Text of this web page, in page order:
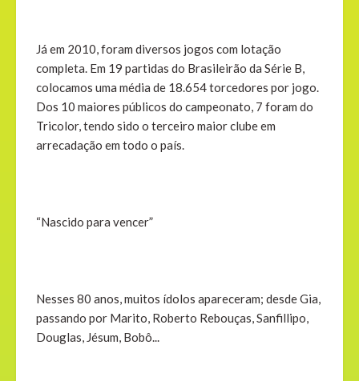
Já em 2010, foram diversos jogos com lotação
completa. Em 19 partidas do Brasileirão da Série B,
colocamos uma média de 18.654 torcedores por jogo.
Dos 10 maiores públicos do campeonato, 7 foram do
Tricolor, tendo sido o terceiro maior clube em
arrecadação em todo o país.
“Nascido para vencer”
Nesses 80 anos, muitos ídolos apareceram; desde Gia,
passando por Marito, Roberto Rebouças, Sanfillipo,
Douglas, Jésum, Bobô...